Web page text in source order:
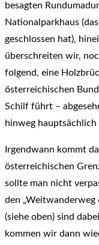
besagten
Nationalparkhaus
geschlossen hat),
überschreiten wir,
folgend, eine
österreichischen
Schilf führt –
hinweg hauptsächlich
Irgendwann kommt
österreichischen
sollte man nicht
den „Weitwanderweg
(siehe oben) sind
kommen wir dann